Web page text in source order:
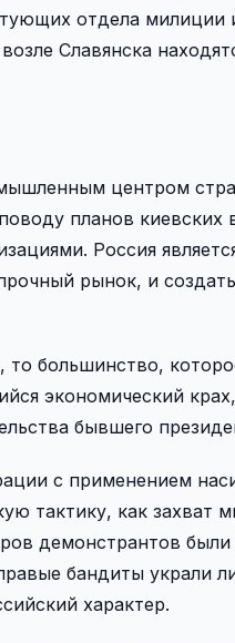
отдела
Славянска
центром
планов киевских
Россия
рынок, и
то большинство,
экономический
бывшего
с применением
тактику, как захват
демонстрантов
бандиты украли
характер.